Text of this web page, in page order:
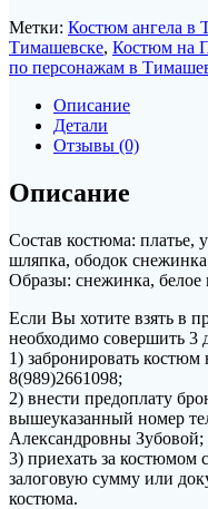
Метки: Костюм ангела в
Тимашевске, Костюм на
по персонажам в
Описание
Детали
Отзывы (0)
Описание
Состав костюма: платье,
шляпка, ободок
Образы: снежинка, белое
Если Вы хотите взять в
необходимо совершить 3
1) забронировать
8(989)2661098;
2) внести предоплату
вышеуказанный номер
Александровны Зубовой;
3) приехать за костюмом
залоговую сумму или
костюма.